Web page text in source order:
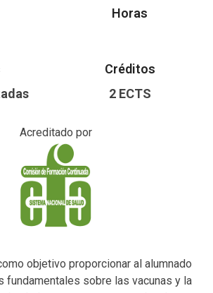
Horas
Créditos
2 ECTS
Acreditado por
objetivo proporcionar al alumnado
fundamentales sobre las vacunas y la